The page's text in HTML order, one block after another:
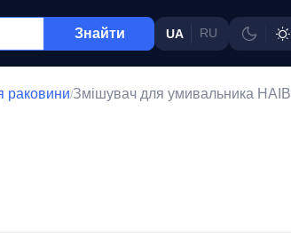
Знайти UA RU
раковини/Змішувач для умивальника